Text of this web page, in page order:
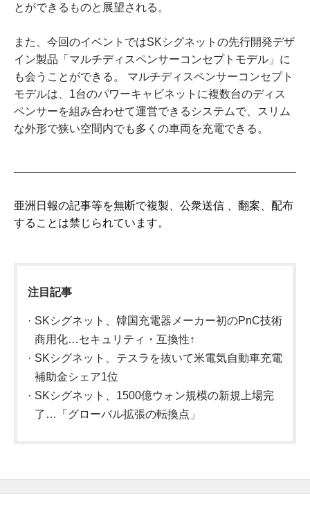
とができるものと展望される。
また、今回のイベントではSKシグネットの先行開発デザ
イン製品「マルチディスペンサーコンセプトモデル」に
も会うことができる。 マルチディスペンサーコンセプト
モデルは、1台のパワーキャビネットに複数台のディス
ペンサーを組み合わせて運営できるシステムで、スリム
な外形で狭い空間内でも多くの車両を充電できる。
亜洲日報の記事等を無断で複製、公衆送信 、翻案、配布
することは禁じられています。
注目記事
SKシグネット、韓国充電器メーカー初のPnC技術
商用化…セキュリティ・互換性↑
SKシグネット、テスラを抜いて米電気自動車充電
補助金シェア1位
SKシグネット、1500億ウォン規模の新規上場完
了…「グローバル拡張の転換点」